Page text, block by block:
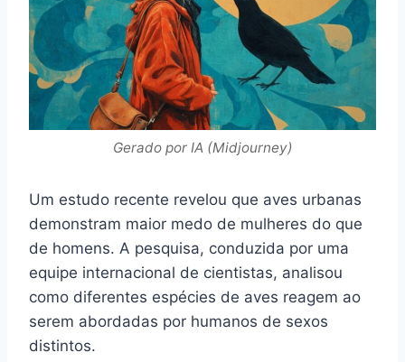
Gerado por IA (Midjourney)
Um estudo recente revelou que aves urbanas
demonstram maior medo de mulheres do que
de homens. A pesquisa, conduzida por uma
equipe internacional de cientistas, analisou
como diferentes espécies de aves reagem ao
serem abordadas por humanos de sexos
distintos.